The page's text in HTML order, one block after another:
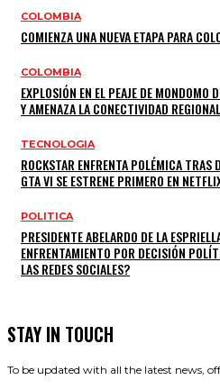
COLOMBIA
COMIENZA UNA NUEVA ETAPA PARA
COLOMBIA
EXPLOSIÓN EN EL PEAJE DE MONDOMO
Y AMENAZA LA CONECTIVIDAD REGIONAL
TECNOLOGIA
ROCKSTAR ENFRENTA POLÉMICA TRAS
GTA VI SE ESTRENE PRIMERO EN
POLITICA
PRESIDENTE ABELARDO DE LA
ENFRENTAMIENTO POR DECISIÓN
LAS REDES SOCIALES?
STAY IN TOUCH
To be updated with all the latest news,